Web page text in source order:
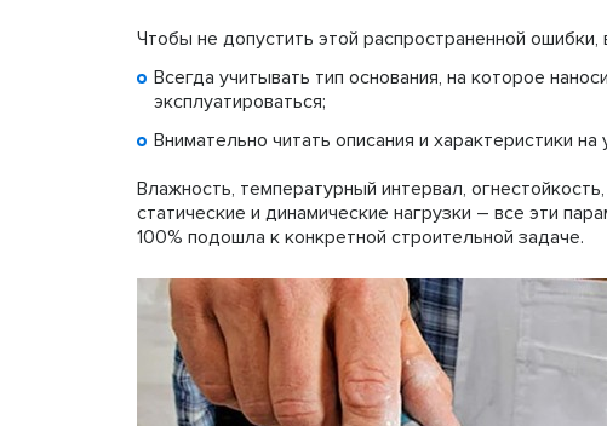
Чтобы не допустить этой распространенной ошибки,
Всегда учитывать тип основания, на которое
эксплуатироваться;
Внимательно читать описания и характеристики
Влажность, температурный интервал,
статические и динамические нагрузки – все эти
100% подошла к конкретной строительной задаче.